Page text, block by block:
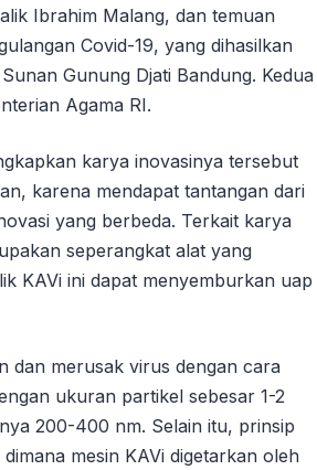
Ibrahim Malang, dan temuan
Covid-19, yang dihasilkan
Gunung Djati Bandung. Kedua
Agama RI.
karya inovasinya tersebut
karena mendapat tantangan dari
yang berbeda. Terkait karya
seperangkat alat yang
KAVi ini dapat menyemburkan uap
dan merusak virus dengan cara
ukuran partikel sebesar 1-2
200-400 nm. Selain itu, prinsip
mesin KAVi digetarkan oleh